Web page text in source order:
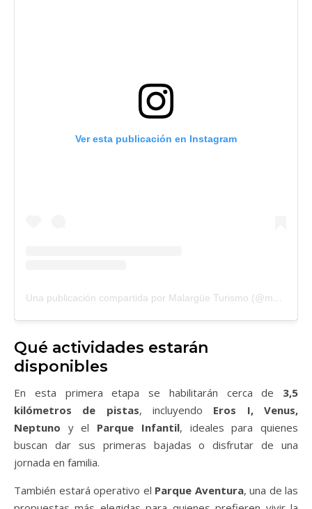
Ver esta publicación en Instagram
Una publicación compartida por Malargüe Turismo (@malargueturismo)
Qué actividades estarán
disponibles
En esta primera etapa se habilitarán cerca de 3,5
kilómetros de pistas, incluyendo Eros I, Venus,
Neptuno y el Parque Infantil, ideales para quienes
buscan dar sus primeras bajadas o disfrutar de una
jornada en familia.
También estará operativo el Parque Aventura, una de las